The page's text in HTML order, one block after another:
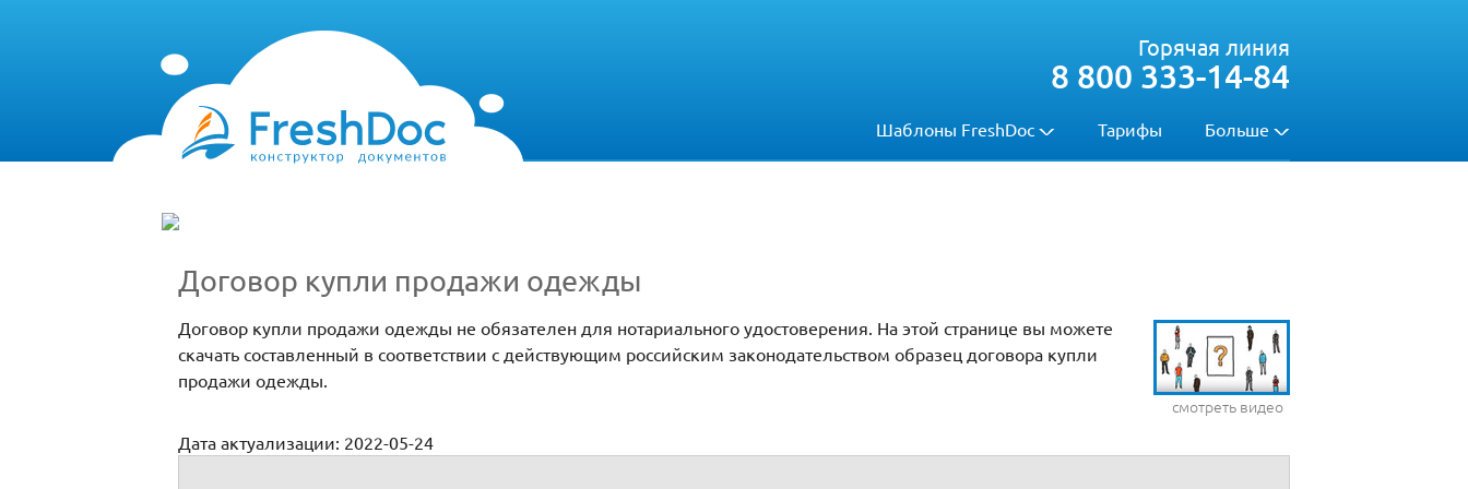
Шаблоны FreshDoc Тарифы Больше
Горячая линия
8 800 333-14-84
Договор купли продажи одежды
смотреть видео
Договор купли продажи одежды не обязателен для нотариального удостоверения. На этой странице вы можете
скачать составленный в соответствии с действующим российским законодательством образец договора купли
продажи одежды.
Дата актуализации: 2022-05-24